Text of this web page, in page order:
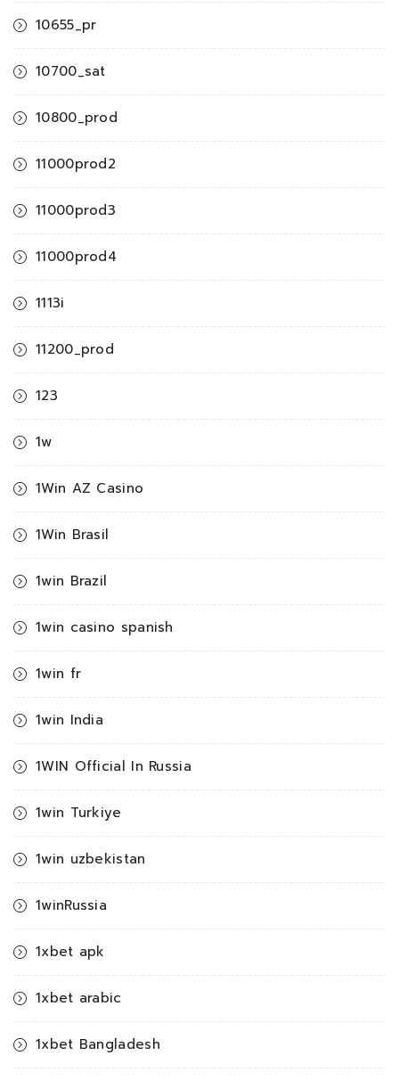
10655_pr
10700_sat
10800_prod
11000prod2
11000prod3
11000prod4
1113i
11200_prod
123
1w
1Win AZ Casino
1Win Brasil
1win Brazil
1win casino spanish
1win fr
1win India
1WIN Official In Russia
1win Turkiye
1win uzbekistan
1winRussia
1xbet apk
1xbet arabic
1xbet Bangladesh